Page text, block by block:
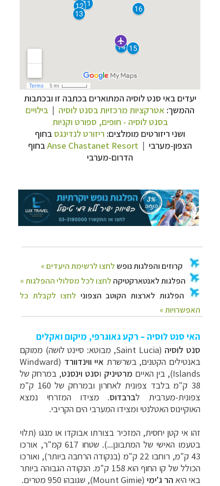
יעדים באי סנט לוסיה המתוארים בכתבה זו ובכתבות
ההמשך: אטרקציות מרכזיות בסנט לוסיה | בילויים
בסנט לוסיה - חופים, ספורט וקניות
ושני ריזורטים מומלצים: ריזורט לנדינגס בחוף
הצפון-מערבי | Anse Chastanet Resortבחוף
הדרום-מערבי
קרוזים והפלגות נופש לחצו לרשימת היעדים »
הפלגות לאנטארקטיקהלחצו לכל מסלולי ההפלגות »
הפלגות לארצות הקוטב הצפונילחצו לקבלת כל
האי סנט לוסיה – רקע גאוגרפי, מיקום ואקלים
סנט לוסיה
(Saint Lucia, מבוטא: סיינט לוּשה) ממוקם
באנטילים הקטנים, בשרשרת איי ווינדוורד
(Windward
Islands), בין האיים
מרטיניק וסנט וינסנט, במרחק של
38 ק"מ בלבד צפונית לאחרון ובמרחק של 160 ק"מ
צפונית-מערבית לברבדוס. מצידו המזרחי נמצא
האוקיינוס האטלנטי ומצידו המערבי הים הקריבי.
זהו אי קטן יחסית, המזכיר בצורתו אבוקדו או מנגו (תלוי
בטעמו האישי של המתבונן...). שטחו 617 קמ"ר, אורכו
43 ק"מ, רוחבו 22 ק"מ (בנקודה הרחבה ביותר), ואורכו
הכולל של קו החוף הוא 158 ק"מ.
הנקודה הגבוהה ביותר
באי היא הר ג'ימי (Mount Gimie),
שגובהו 950 מטרים.